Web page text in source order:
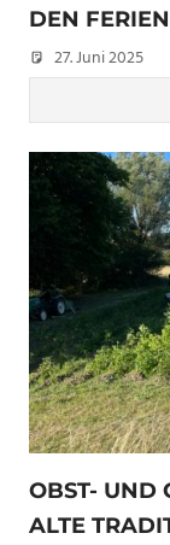
EN
27. Juni 2025
OBST- UND
ALTE